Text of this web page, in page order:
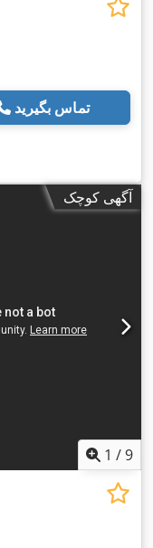
تماس بگیرید
آگهی کوچک
1 /9